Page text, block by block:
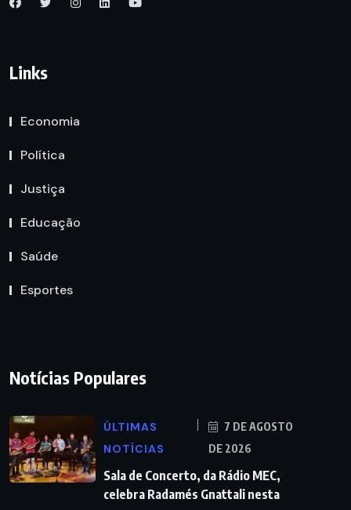
Links
Economia
Política
Justiça
Educação
Saúde
Esportes
Notícias Populares
ÚLTIMAS
NOTÍCIAS
7 DE AGOSTO
DE 2026
Sala de Concerto, da Rádio MEC,
celebra Radamés Gnattali nesta